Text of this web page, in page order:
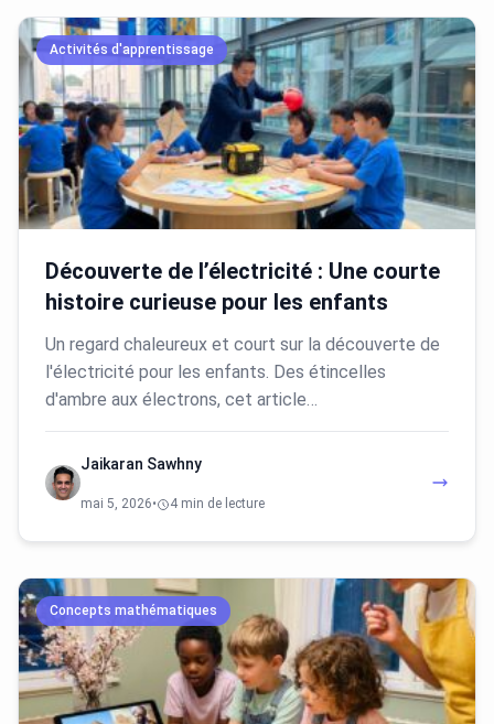
Activités d'apprentissage
Découverte de l’électricité : Une courte
histoire curieuse pour les enfants
Un regard chaleureux et court sur la découverte de
l'électricité pour les enfants. Des étincelles
d'ambre aux électrons, cet article…
Jaikaran Sawhny
mai 5, 2026• 4 min de lecture
Concepts mathématiques